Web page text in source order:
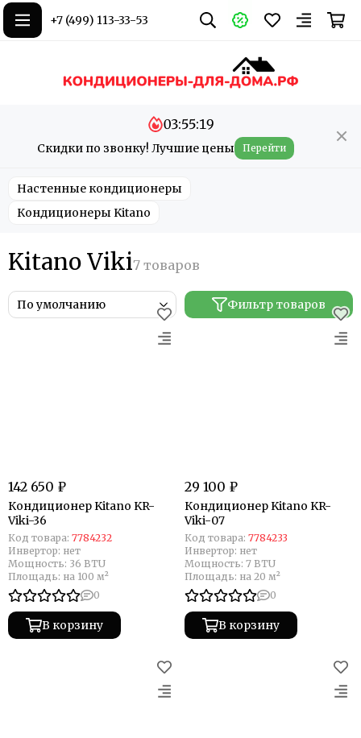
+7 (499) 113-33-53
Скидки по звонку! Лучшие цены
03:55:18
Перейти
Настенные кондиционеры
Кондиционеры Kitano
Kitano Viki
Фильтр товаров
142 650 ₽
Кондиционер Kitano KR-
Viki-36
Код товара: 7784232
Инвертор: нет
Мощность: 36 BTU
Площадь: на 100 м²
0
В корзину
29 100 ₽
Кондиционер Kitano KR-
Viki-07
Код товара: 7784233
Инвертор: нет
Мощность: 7 BTU
Площадь: на 20 м²
0
В корзину